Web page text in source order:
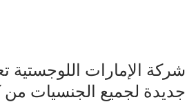
شركة الإمارات
جديدة لجميع الجنسيات من